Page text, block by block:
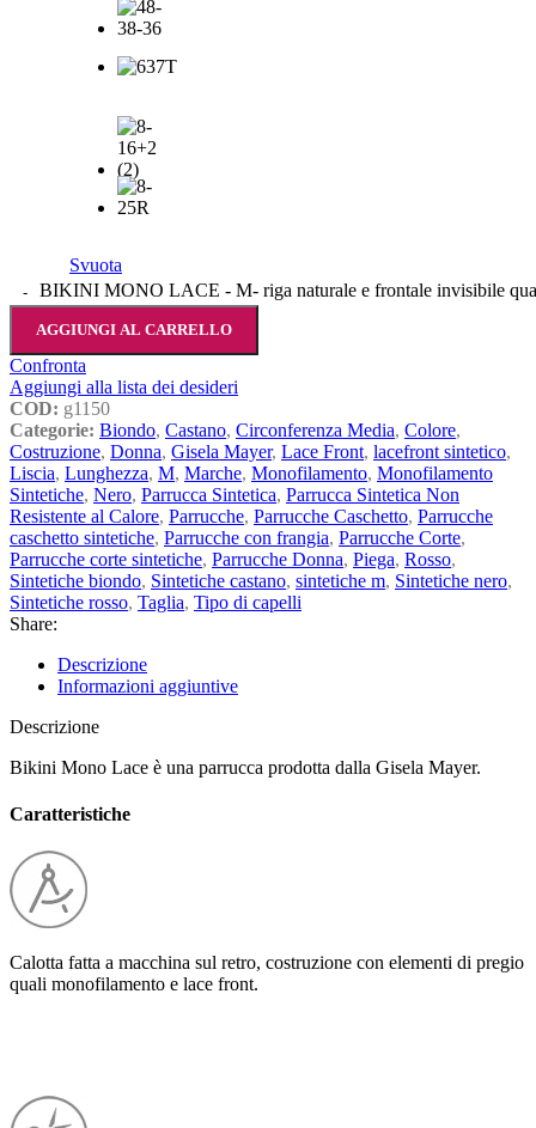
Svuota
BIKINI MONO LACE - M- riga naturale e frontale invisibile
AGGIUNGI AL CARRELLO
Confronta
Aggiungi alla lista dei desideri
COD: g1150
Categorie: Biondo, Castano, Circonferenza Media, Colore,
Costruzione, Donna, Gisela Mayer, Lace Front, lacefront sintetico,
Liscia, Lunghezza, M, Marche, Monofilamento, Monofilamento
Sintetiche, Nero, Parrucca Sintetica, Parrucca Sintetica Non
Resistente al Calore, Parrucche, Parrucche Caschetto, Parrucche
caschetto sintetiche, Parrucche con frangia, Parrucche Corte,
Parrucche corte sintetiche, Parrucche Donna, Piega, Rosso,
Sintetiche biondo, Sintetiche castano, sintetiche m, Sintetiche nero,
Sintetiche rosso, Taglia, Tipo di capelli
Share:
Descrizione
Informazioni aggiuntive
Descrizione
Bikini Mono Lace è una parrucca prodotta dalla Gisela Mayer.
Caratteristiche
Calotta fatta a macchina sul retro, costruzione con elementi di pregio
quali monofilamento e lace front.